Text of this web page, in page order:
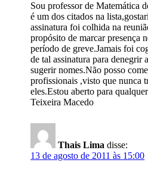
Sou professor de Matemática
é um dos citados na
assinatura foi colhida na
propósito de marcar presença
período de greve.Jamais foi
de tal assinatura para denegrir
sugerir nomes.Não posso
profissionais ,visto que nunca
eles.Estou aberto para
Teixeira Macedo
Thais Lima disse:
13 de agosto de 2011 às 15:00